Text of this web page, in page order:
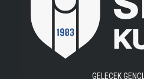
GELECEK